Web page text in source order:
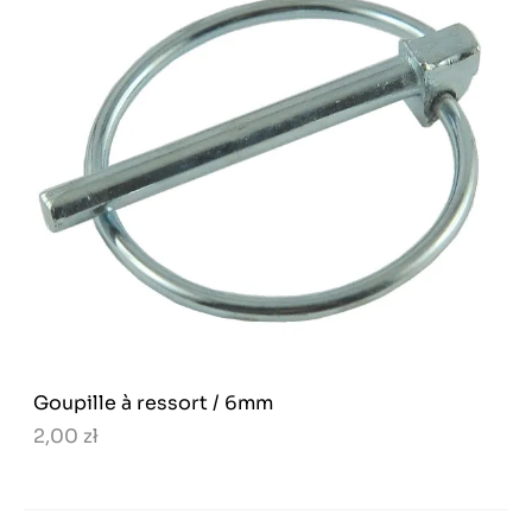
Goupille à ressort / 6mm
2,00 zł